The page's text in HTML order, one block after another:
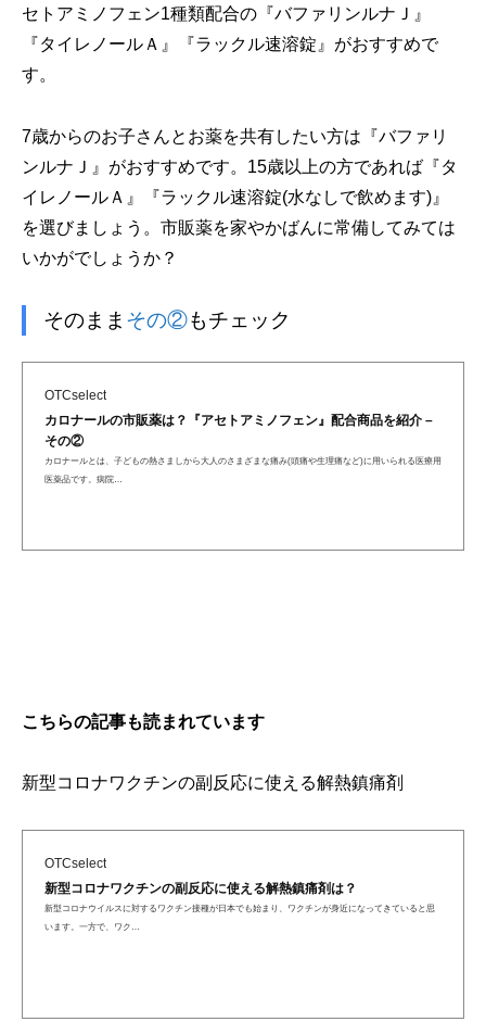
セトアミノフェン1種類配合の『バファリンルナＪ』
『タイレノールＡ』『ラックル速溶錠』がおすすめで
す。
7歳からのお子さんとお薬を共有したい方は『バファリ
ンルナＪ』がおすすめです。15歳以上の方であれば『タ
イレノールＡ』『ラックル速溶錠(水なしで飲めます)』
を選びましょう。市販薬を家やかばんに常備してみては
いかがでしょうか？
そのまま その②もチェック
OTCselect
カロナールの市販薬は？『アセトアミノフェン』配合商品を紹介 –
その②
カロナールとは、子どもの熱さましから大人のさまざまな痛み(頭痛や生理痛など)に用いられる医療用
医薬品です。病院…
こちらの記事も読まれています
新型コロナワクチンの副反応に使える解熱鎮痛剤
OTCselect
新型コロナワクチンの副反応に使える解熱鎮痛剤は？
新型コロナウイルスに対するワクチン接種が日本でも始まり、ワクチンが身近になってきていると思
います。一方で、ワク…